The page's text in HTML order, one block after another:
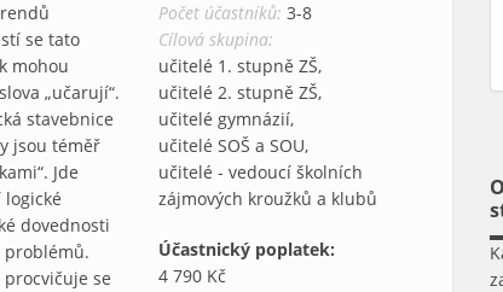
se tato
mohou
„učarují“.
stavebnice
jsou téměř
Jde
dovednosti
problémů.
se
Počet účastníků:3-8
Cílová skupina:
učitelé 1. stupně ZŠ
učitelé 2. stupně ZŠ
učitelé gymnázií
učitelé SOŠ a SOU
učitelé - vedoucí školních
zájmových kroužků a klubů
Účastnický poplatek:
4 790 Kč